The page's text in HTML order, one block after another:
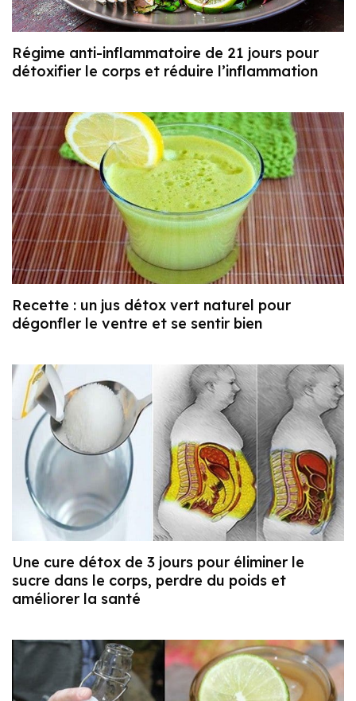
Régime anti-inflammatoire de 21 jours pour
détoxifier le corps et réduire l’inflammation
Recette : un jus détox vert naturel pour
dégonfler le ventre et se sentir bien
Une cure détox de 3 jours pour éliminer le
sucre dans le corps, perdre du poids et
améliorer la santé